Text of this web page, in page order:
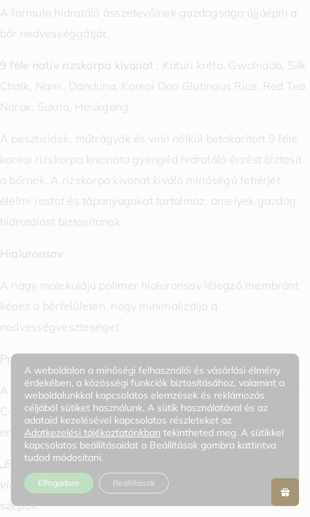
A formula hidratáló összetevőinek gazdagsága újjáépíti a
bőr nedvességgátját.
9 féle natív rizskorpa kivonat : Katuri kréta, Gwolnado, Silk
Chalk, Nami, Danduna, Koreai Don Glutinous Rice, Red Tea
Narak, Sukna, Heukgang
A peszticidek, műtrágyák és vinil nélkül betakarított 9 féle
koreai rizskorpa kivonata gyengéd hidratáló érzést biztosít
a bőrnek. A rizskorpa kivonat kiváló minőségű fehérjét,
élelmi rostot és tápanyagokat tartalmaz, amelyek gazdag
hidratálást biztosítanak.
Hialuronsav
A nagy molekulájú polimer hialuronsav lélegző membránt
képez a bőrfelületen, hogy minimalizálja a
nedvességveszteséget.
Prunus Persica (barackvirág) kivonat
A Prunus Persica (barackvirág) kivonat rendkívül hatékony
C-vitamint tartalmaz, amely világosít, ragyogóvá teszi,
energiával telíti és vitalizálja a bőrt.
„Egyes virágok korán, mások későn nyílnak, de a késői
virágzás nem azt jelenti, hogy ezek a virágok kevésbé
szépek.”
A weboldalon a minőségi felhasználói és vásárlási élmény
érdekében, a közösségi funkciók biztosításához, valamint a
weboldalunkkal kapcsolatos elemzések és reklámozás
céljából sütiket használunk. A sütik használatával és az
adataid kezelésével kapcsolatos részleteket az
Adatkezelési tájékoztatónkban tekintheted meg. A sütikkel
kapcsolatos beállításaidat a Beállítások gombra kattintva
tudod módosítani.
Elfogadom Beállítások